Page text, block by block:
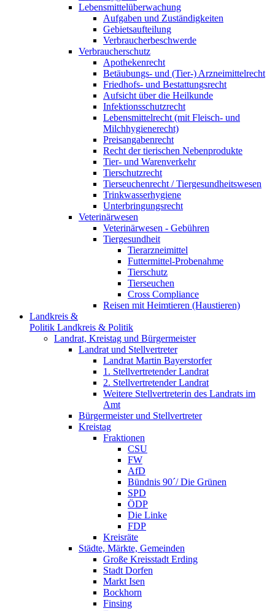
Lebensmittelüberwachung
Aufgaben und Zuständigkeiten
Gebietsaufteilung
Verbraucherbeschwerde
Verbraucherschutz
Apothekenrecht
Betäubungs- und (Tier-) Arzneimittelrecht
Friedhofs- und Bestattungsrecht
Aufsicht über die Heilkunde
Infektionsschutzrecht
Lebensmittelrecht (mit Fleisch- und
Milchhygienerecht)
Preisangabenrecht
Recht der tierischen Nebenprodukte
Tier- und Warenverkehr
Tierschutzrecht
Tierseuchenrecht / Tiergesundheitswesen
Trinkwasserhygiene
Unterbringungsrecht
Veterinärwesen
Veterinärwesen - Gebühren
Tiergesundheit
Tierarzneimittel
Futtermittel-Probenahme
Tierschutz
Tierseuchen
Cross Compliance
Reisen mit Heimtieren (Haustieren)
Landkreis &
Politik Landkreis & Politik
Landrat, Kreistag und Bürgermeister
Landrat und Stellvertreter
Landrat Martin Bayerstorfer
1. Stellvertretender Landrat
2. Stellvertretender Landrat
Weitere Stellvertreterin des Landrats im
Amt
Bürgermeister und Stellvertreter
Kreistag
Fraktionen
CSU
FW
AfD
Bündnis 90´/ Die Grünen
SPD
ÖDP
Die Linke
FDP
Kreisräte
Städte, Märkte, Gemeinden
Große Kreisstadt Erding
Stadt Dorfen
Markt Isen
Bockhorn
Finsing